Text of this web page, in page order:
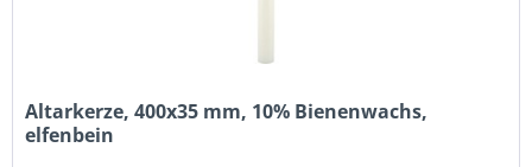
Altarkerze, 400x35 mm, 10% Bienenwachs,
elfenbein